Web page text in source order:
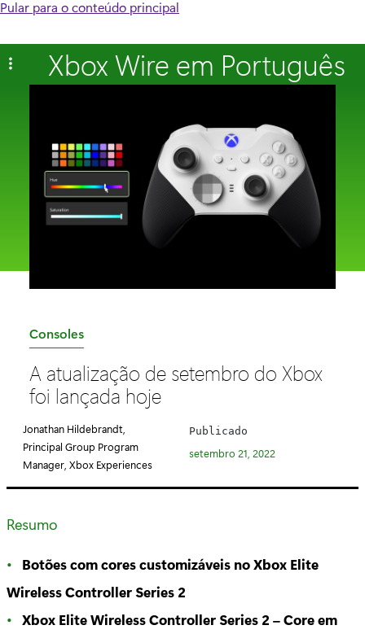
Pular para o conteúdo principal
Xbox Wire em Português
C
t
e
o
r
i
:
Consoles
A atualização de setembro do Xbox
foi lançada hoje
Jonathan Hildebrandt,
Principal Group Program
Manager, Xbox Experiences
Publicado
setembro 21, 2022
Resumo
Botões com cores customizáveis no Xbox Elite
Wireless Controller Series 2
Xbox Elite Wireless Controller Series 2 – Core em